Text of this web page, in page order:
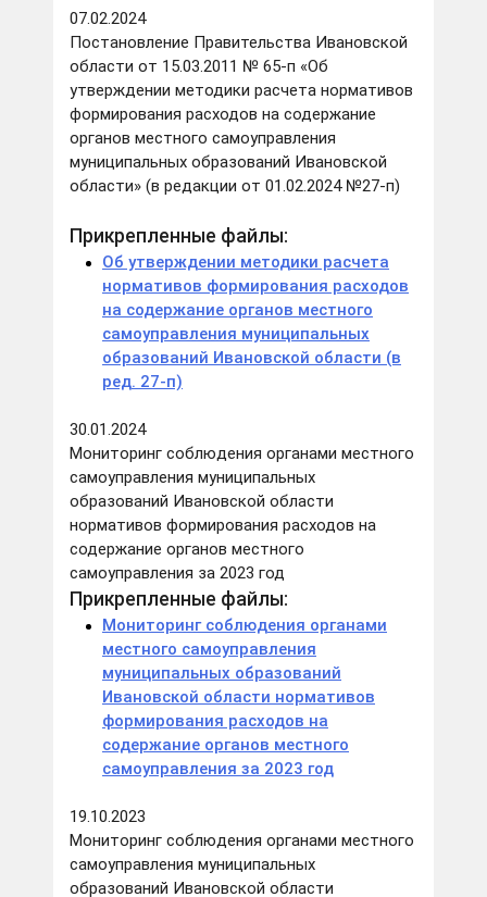
07.02.2024
Постановление Правительства Ивановской
области от 15.03.2011 № 65-п «Об
утверждении методики расчета нормативов
формирования расходов на содержание
органов местного самоуправления
муниципальных образований Ивановской
области» (в редакции от 01.02.2024 №27-п)
Прикрепленные файлы:
Об утверждении методики расчета
нормативов формирования расходов
на содержание органов местного
самоуправления муниципальных
образований Ивановской области (в
ред. 27-п)
30.01.2024
Мониторинг соблюдения органами местного
самоуправления муниципальных
образований Ивановской области
нормативов формирования расходов на
содержание органов местного
самоуправления за 2023 год
Прикрепленные файлы:
Мониторинг соблюдения органами
местного самоуправления
муниципальных образований
Ивановской области нормативов
формирования расходов на
содержание органов местного
самоуправления за 2023 год
19.10.2023
Мониторинг соблюдения органами местного
самоуправления муниципальных
образований Ивановской области